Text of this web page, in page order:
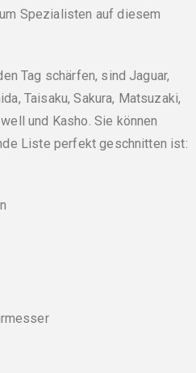
Spezialisten auf diesem
Tag schärfen, sind Jaguar,
Taisaku, Sakura, Matsuzaki,
und Kasho. Sie können
Liste perfekt geschnitten ist: